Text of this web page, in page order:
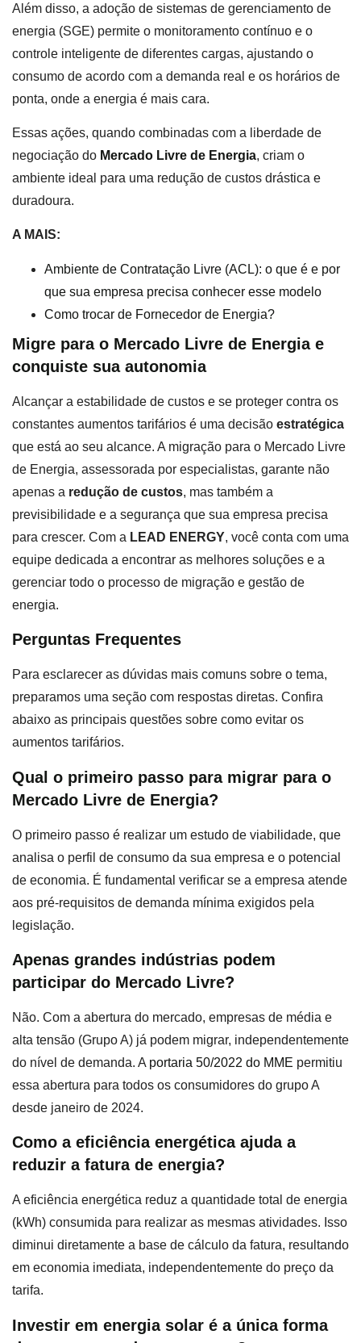
Além disso, a adoção de sistemas de gerenciamento de
energia (SGE) permite o monitoramento contínuo e o
controle inteligente de diferentes cargas, ajustando o
consumo de acordo com a demanda real e os horários de
ponta, onde a energia é mais cara.
Essas ações, quando combinadas com a liberdade de
negociação do Mercado Livre de Energia, criam o
ambiente ideal para uma redução de custos drástica e
duradoura.
A MAIS:
Ambiente de Contratação Livre (ACL): o que é e por
que sua empresa precisa conhecer esse modelo
Como trocar de Fornecedor de Energia?
Migre para o Mercado Livre de Energia e
conquiste sua autonomia
Alcançar a estabilidade de custos e se proteger contra os
constantes aumentos tarifários é uma decisão estratégica
que está ao seu alcance. A migração para o Mercado Livre
de Energia, assessorada por especialistas, garante não
apenas a redução de custos, mas também a
previsibilidade e a segurança que sua empresa precisa
para crescer. Com a LEAD ENERGY, você conta com uma
equipe dedicada a encontrar as melhores soluções e a
gerenciar todo o processo de migração e gestão de
energia.
Perguntas Frequentes
Para esclarecer as dúvidas mais comuns sobre o tema,
preparamos uma seção com respostas diretas. Confira
abaixo as principais questões sobre como evitar os
aumentos tarifários.
Qual o primeiro passo para migrar para o
Mercado Livre de Energia?
O primeiro passo é realizar um estudo de viabilidade, que
analisa o perfil de consumo da sua empresa e o potencial
de economia. É fundamental verificar se a empresa atende
aos pré-requisitos de demanda mínima exigidos pela
legislação.
Apenas grandes indústrias podem
participar do Mercado Livre?
Não. Com a abertura do mercado, empresas de média e
alta tensão (Grupo A) já podem migrar, independentemente
do nível de demanda. A portaria 50/2022 do MME permitiu
essa abertura para todos os consumidores do grupo A
desde janeiro de 2024.
Como a eficiência energética ajuda a
reduzir a fatura de energia?
A eficiência energética reduz a quantidade total de energia
(kWh) consumida para realizar as mesmas atividades. Isso
diminui diretamente a base de cálculo da fatura, resultando
em economia imediata, independentemente do preço da
tarifa.
Investir em energia solar é a única forma